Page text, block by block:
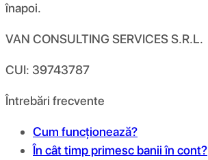
înapoi.
VAN CONSULTING SERVICES S.R.L.
CUI: 39743787
Întrebări frecvente
Cum funcționează?
În cât timp primesc banii în cont?